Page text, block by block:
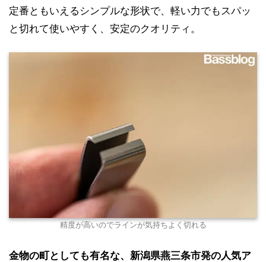
定番ともいえるシンプルな形状で、軽い力でもスパッ
と切れて使いやすく、安定のクオリティ。
精度が高いのでラインが気持ちよく切れる
金物の町としても有名な、新潟県燕三条市発の人気ア